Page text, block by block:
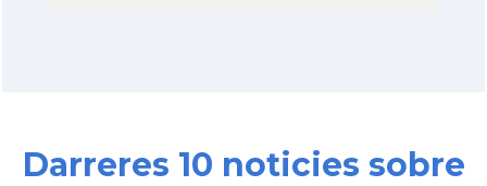
Darreres 10 noticies sobre